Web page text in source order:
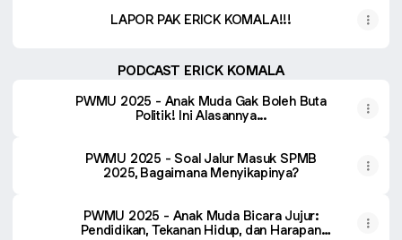
LAPOR PAK ERICK KOMALA!!!
PODCAST ERICK KOMALA
PWMU 2025 - Anak Muda Gak Boleh Buta
Politik! Ini Alasannya...
PWMU 2025 - Soal Jalur Masuk SPMB
2025, Bagaimana Menyikapinya?
PWMU 2025 - Anak Muda Bicara Jujur:
Pendidikan, Tekanan Hidup, dan Harapan